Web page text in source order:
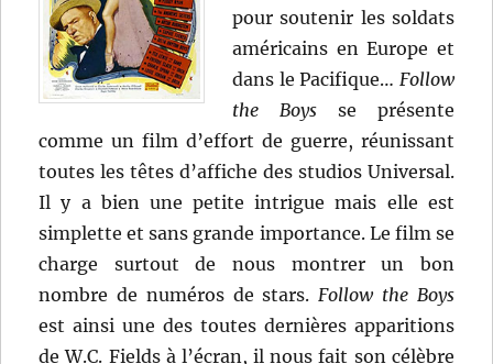
pour soutenir les soldats
américains en Europe et
dans le Pacifique… Follow
the Boys se présente
comme un film d’effort de guerre, réunissant
toutes les têtes d’affiche des studios Universal.
Il y a bien une petite intrigue mais elle est
simplette et sans grande importance. Le film se
charge surtout de nous montrer un bon
nombre de numéros de stars.Follow the Boys
est ainsi une des toutes dernières apparitions
de W.C. Fields à l’écran, il nous fait son célèbre